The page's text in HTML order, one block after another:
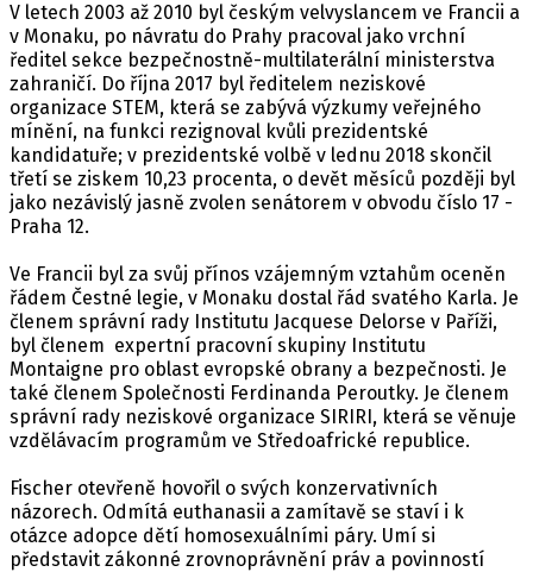
V letech 2003 až 2010 byl českým velvyslancem ve Francii a
v Monaku, po návratu do Prahy pracoval jako vrchní
ředitel sekce bezpečnostně-multilaterální ministerstva
zahraničí. Do října 2017 byl ředitelem neziskové
organizace STEM, která se zabývá výzkumy veřejného
mínění, na funkci rezignoval kvůli prezidentské
kandidatuře; v prezidentské volbě v lednu 2018 skončil
třetí se ziskem 10,23 procenta, o devět měsíců později byl
jako nezávislý jasně zvolen senátorem v obvodu číslo 17 -
Praha 12.
Ve Francii byl za svůj přínos vzájemným vztahům oceněn
řádem Čestné legie, v Monaku dostal řád svatého Karla. Je
členem správní rady Institutu Jacquese Delorse v Paříži,
byl členem expertní pracovní skupiny Institutu
Montaigne pro oblast evropské obrany a bezpečnosti. Je
také členem Společnosti Ferdinanda Peroutky. Je členem
správní rady neziskové organizace SIRIRI, která se věnuje
vzdělávacím programům ve Středoafrické republice.
Fischer otevřeně hovořil o svých konzervativních
názorech. Odmítá euthanasii a zamítavě se staví i k
otázce adopce dětí homosexuálními páry. Umí si
představit zákonné zrovnoprávnění práv a povinností